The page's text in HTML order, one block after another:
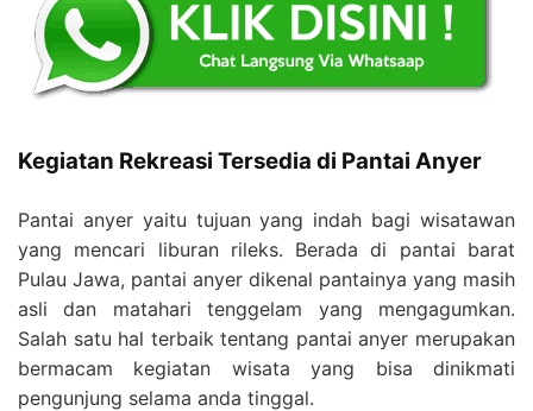
Kegiatan Rekreasi Tersedia di Pantai Anyer
Pantai anyer yaitu tujuan yang indah bagi wisatawan
yang mencari liburan rileks. Berada di pantai barat
Pulau Jawa, pantai anyer dikenal pantainya yang masih
asli dan matahari tenggelam yang mengagumkan.
Salah satu hal terbaik tentang pantai anyer merupakan
bermacam kegiatan wisata yang bisa dinikmati
pengunjung selama anda tinggal.